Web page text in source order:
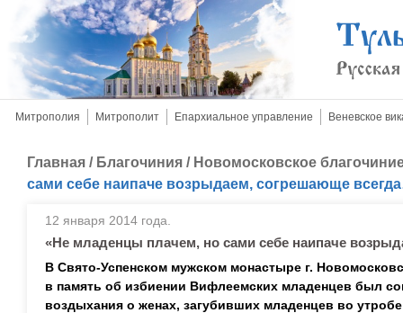
Митрополия Митрополит Епархиальное управление Веневское
Главная / Благочиния / Новомосковское
сами себе наипаче возрыдаем, согрешающе
12 января 2014 года.
«Не младенцы плачем, но сами себе наипаче
В Свято-Успенском мужском монастыре г.
в память об избиении Вифлеемских младенцев был
воздыхания о женах, загубивших младенцев во